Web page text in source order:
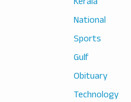
National
Sports
Gulf
Obituary
Technology